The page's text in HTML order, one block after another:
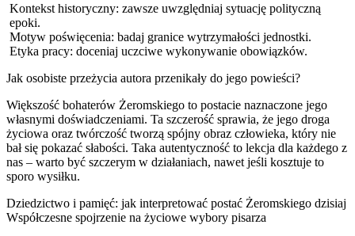
Kontekst historyczny: zawsze uwzględniaj sytuację polityczną
epoki.
Motyw poświęcenia: badaj granice wytrzymałości jednostki.
Etyka pracy: doceniaj uczciwe wykonywanie obowiązków.
Jak osobiste przeżycia autora przenikały do jego powieści?
Większość bohaterów Żeromskiego to postacie naznaczone jego
własnymi doświadczeniami. Ta szczerość sprawia, że jego droga
życiowa oraz twórczość tworzą spójny obraz człowieka, który nie
bał się pokazać słabości. Taka autentyczność to lekcja dla każdego z
nas – warto być szczerym w działaniach, nawet jeśli kosztuje to
sporo wysiłku.
Dziedzictwo i pamięć: jak interpretować postać Żeromskiego dzisiaj
Współczesne spojrzenie na życiowe wybory pisarza